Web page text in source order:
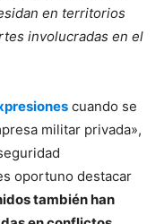
en territorios
involucradas en el
cuando se
militar privada»,
oportuno destacar
también han